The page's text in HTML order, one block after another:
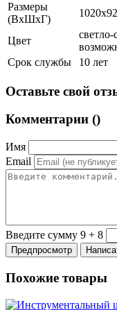
Размеры
(ВхШхГ)
Цвет
Cрок службы
10 лет
Оставьте свой
Комментарии ()
Имя
Email
Введите сумму 9 + 8
Похожие товары